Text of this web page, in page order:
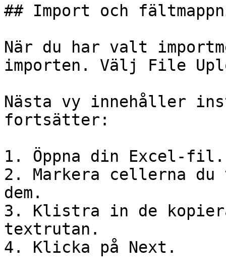
## Import och
När du har valt
importen. Välj File
Nästa vy innehåller
fortsätter:
1. Öppna din Excel-fil.
2. Markera cellerna
dem.
3. Klistra in de
textrutan.
4. Klicka på Next.